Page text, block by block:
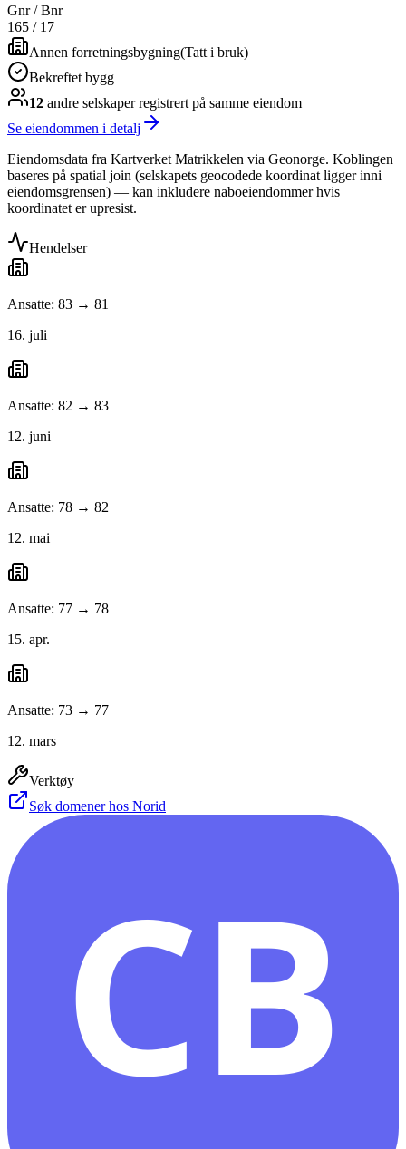
Gnr / Bnr
165 / 17
Annen forretningsbygning(Tatt i bruk)
Bekreftet bygg
12 andre selskaperregistrert på samme eiendom
Se eiendommen i detalj
Eiendomsdata fra Kartverket Matrikkelen via Geonorge. Koblingen
baseres på spatial join (selskapets geocodede koordinat ligger inni
eiendomsgrensen) — kan inkludere naboeiendommer hvis
koordinatet er upresist.
Hendelser
Ansatte: 83 → 81
16. juli
Ansatte: 82 → 83
12. juni
Ansatte: 78 → 82
12. mai
Ansatte: 77 → 78
15. apr.
Ansatte: 73 → 77
12. mars
Verktøy
Søk domener hos Norid
CB